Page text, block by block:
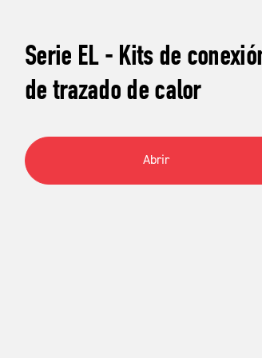
Serie EL - Kits de
de trazado de calor
Abrir